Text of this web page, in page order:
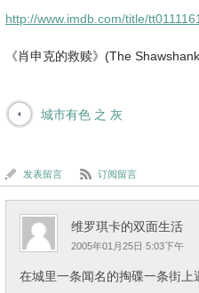
http://www.imdb.com/title/
《肖申克的救赎》(The
城市有色 之 灰
发表留言 订阅留言
维罗琪卡的双面生活
2005年01月25日 5:03下午
在城里一条闻名的掏碟一条街